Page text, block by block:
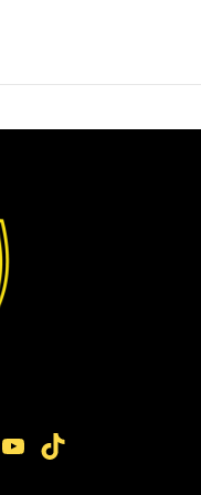
YouTube TikTok